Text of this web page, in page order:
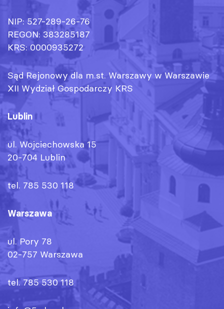
NIP: 527-289-26-76
REGON: 383285187
KRS: 0000935272
Sąd Rejonowy dla m.st. Warszawy w Warszawie
XII Wydział Gospodarczy KRS
Lublin
ul. Wojciechowska 15
20-704 Lublin
tel. 785 530 118
Warszawa
ul. Pory 78
02-757 Warszawa
tel. 785 530 118